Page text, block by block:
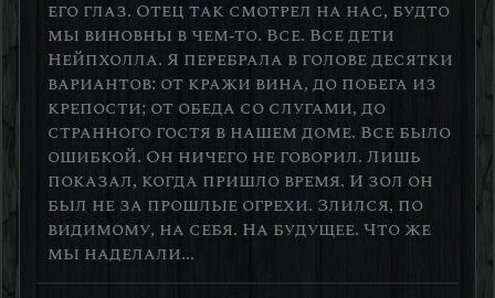
его глаз. Отец так смотрел на нас, будто
мы виновны в чем-то. Все. Все дети
Нейпхолла. Я перебрала в голове десятки
вариантов: от кражи вина, до побега из
крепости; от обеда со слугами, до
странного гостя в нашем доме. Все было
ошибкой. Он ничего не говорил. Лишь
показал, когда пришло время. И зол он
был не за прошлые огрехи. Злился, по
видимому, на себя. На будущее. Что же
мы наделали...